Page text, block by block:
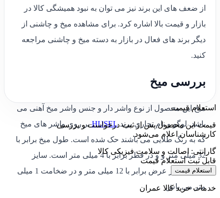
از ضعف های این برند نیز می توان به نبود همیشگی کالا در
بازار و قیمت بالا اشاره کرد. برای مشاهده میخ و چاشنی از
دیگر برند های فعال در بازار به دسته میخ و چاشنی مراجعه
کنید.
بررسی میخ
میخ این محصول از نوع واشر دار و جنس واشر میخ آهنی می
باشد. لوگو و نام تجاری برندHUSELبر روی واشر های میخ
که به رنگ طلایی می باشند حک شده است. طول میخ برابر با
32 میلی متر و و در قطر برابر با 4 میلی متر است. سایز
واشر نیز در عرض برابر با 12 میلی متر و در ضخامت 1 میلی
متر می باش
استعلام قیمت
قیمت این محصول پس از ثبت درخواست و بررسی
کارشناسان اعلام می‌شود.
گارانتی: اصالت و سلامت فیزیکی کالا
قابل ثبت استعلام قیمت
استعلام قیمت
خدمات خرید کالا عمران